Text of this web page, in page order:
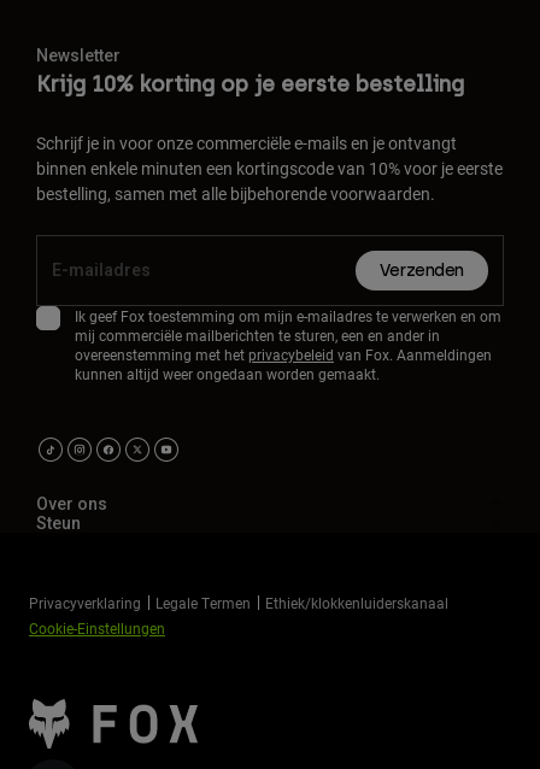
Newsletter
Krijg 10% korting op je eerste bestelling
Schrijf je in voor onze commerciële e-mails en je ontvangt
binnen enkele minuten een kortingscode van 10% voor je eerste
bestelling, samen met alle bijbehorende voorwaarden.
Verzenden
Ik geef Fox toestemming om mijn e-mailadres te verwerken en om
mij commerciële mailberichten te sturen, een en ander in
overeenstemming met het privacybeleid van Fox. Aanmeldingen
kunnen altijd weer ongedaan worden gemaakt.
Over ons
Steun
Privacyverklaring Legale Termen
Ethiek/klokkenluiderskanaal
Cookie-Einstellungen